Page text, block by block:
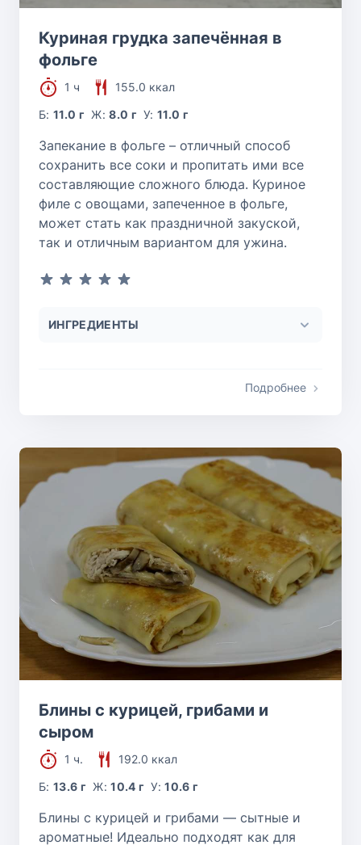
Куриная грудка запечённая в
фольге
1 ч
155.0 ккал
Б:11.0 г Ж:8.0 г У:11.0 г
Запекание в фольге – отличный способ
сохранить все соки и пропитать ими все
составляющие сложного блюда. Куриное
филе с овощами, запеченное в фольге,
может стать как праздничной закуской,
так и отличным вариантом для ужина.
ИНГРЕДИЕНТЫ
Подробнее
Блины с курицей, грибами и
сыром
1 ч.
192.0 ккал
Б:13.6 г Ж:10.4 г У:10.6 г
Блины с курицей и грибами — сытные и
ароматные! Идеально подходят как для